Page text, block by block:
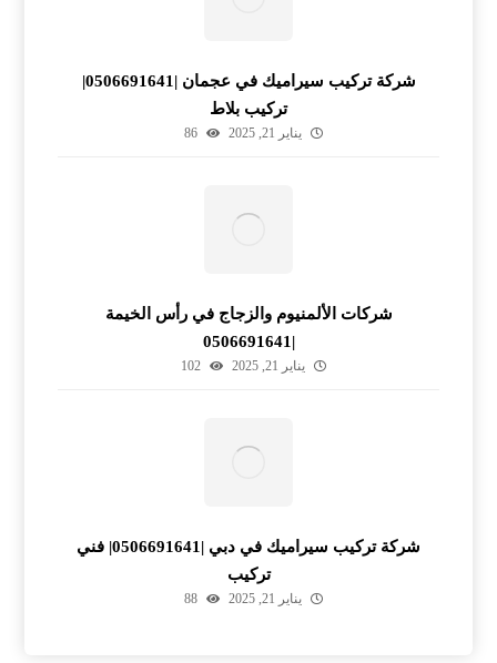
شركة تركيب سيراميك في عجمان |0506691641|
تركيب بلاط
يناير 21, 2025 86
شركات الألمنيوم والزجاج في رأس الخيمة
|0506691641
يناير 21, 2025 102
شركة تركيب سيراميك في دبي |0506691641| فني
تركيب
يناير 21, 2025 88